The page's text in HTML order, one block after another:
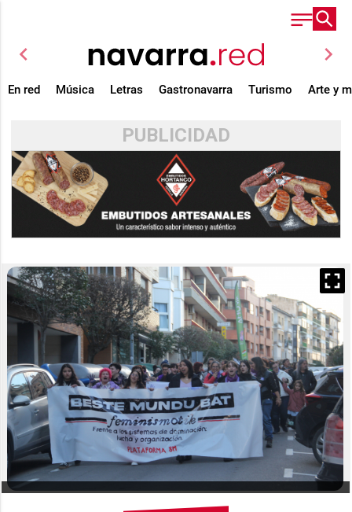
chevron_left chevron_right
En red Música Letras Gastronavarra Turismo Arte y
PUBLICIDAD